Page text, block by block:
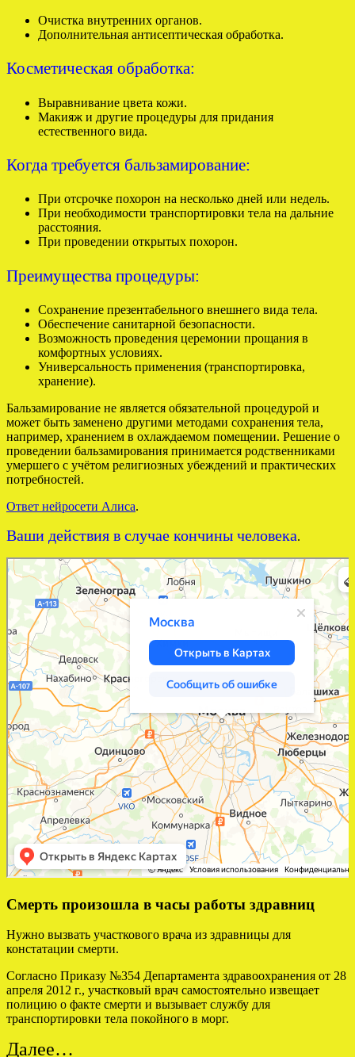
Очистка внутренних органов.
Дополнительная антисептическая обработка.
Косметическая обработка:
Выравнивание цвета кожи.
Макияж и другие процедуры для придания
естественного вида.
Когда требуется бальзамирование:
При отсрочке похорон на несколько дней или недель.
При необходимости транспортировки тела на дальние
расстояния.
При проведении открытых похорон.
Преимущества процедуры:
Сохранение презентабельного внешнего вида тела.
Обеспечение санитарной безопасности.
Возможность проведения церемонии прощания в
комфортных условиях.
Универсальность применения (транспортировка,
хранение).
Бальзамирование не является обязательной процедурой и
может быть заменено другими методами сохранения тела,
например, хранением в охлаждаемом помещении. Решение о
проведении бальзамирования принимается родственниками
умершего с учётом религиозных убеждений и практических
потребностей.
Ответ нейросети Алиса.
Ваши действия в случае кончины человека.
Яндекс Карты
Москва — Яндекс Карты
Смерть произошла в часы работы здравниц
Нужно вызвать участкового врача из здравницы для
констатации смерти.
Согласно Приказу №354 Департамента здравоохранения от 28
апреля 2012 г., участковый врач самостоятельно извещает
полицию о факте смерти и вызывает службу для
транспортировки тела покойного в морг.
Далее…